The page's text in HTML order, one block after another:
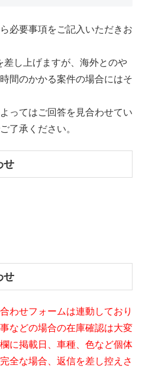
必要事項をご記入いただきお
し上げますが、海外とのや
間のかかる案件の場合にはそ
ってはご回答を見合わせてい
了承ください。
せ
せ
わせフォームは連動しており
などの場合の在庫確認は大変
に掲載日、車種、色など個体
全な場合、返信を差し控えさ